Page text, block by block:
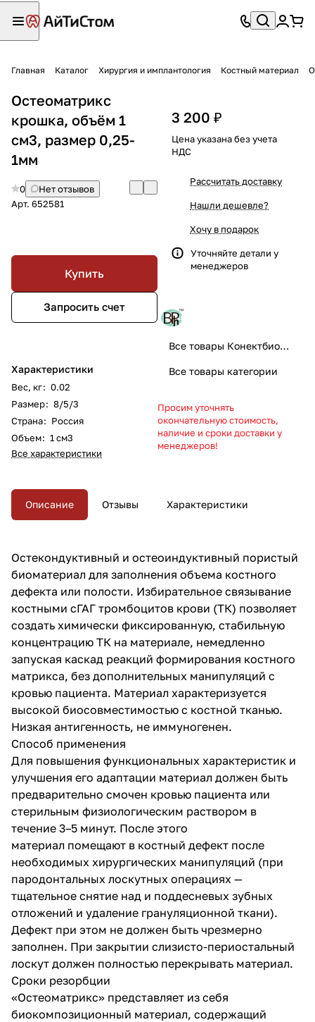
Главная Каталог Хирургия и имплантология Костный материал
Остеоматрикс
крошка, объём 1
см3, размер 0,25-
1мм
0
Нет отзывов
Арт. 652581
Купить
Запросить счет
Характеристики
Вес, кг: 0.02
Размер: 8/5/3
Страна: Россия
Объем: 1 см3
Все характеристики
3 200 ₽
Цена указана без учета
НДС
Рассчитать доставку
Нашли дешевле?
Хочу в подарок
Уточняйте детали у
менеджеров
Все товары Конектбиофарм
Все товары категории
Просим уточнять
окончательную стоимость,
наличие и сроки доставки у
менеджеров!
Описание Отзывы Характеристики
Остекондуктивный и остеоиндуктивный пористый
биоматериал для заполнения объема костного
дефекта или полости. Избирательное связывание
костными сГАГ тромбоцитов крови (ТК) позволяет
создать химически фиксированную, стабильную
концентрацию ТК на материале, немедленно
запуская каскад реакций формирования костного
матрикса, без дополнительных манипуляций с
кровью пациента. Материал характеризуется
высокой биосовместимостью с костной тканью.
Низкая антигенность, не иммуногенен.
Способ применения
Для повышения функциональных характеристик и
улучшения его адаптации материал должен быть
предварительно смочен кровью пациента или
стерильным физиологическим раствором в
течение 3–5 минут. После этого
материал помещают в костный дефект после
необходимых хирургических манипуляций (при
пародонтальных лоскутных операциях —
тщательное снятие над и поддесневых зубных
отложений и удаление грануляционной ткани).
Дефект при этом не должен быть чрезмерно
заполнен. При закрытии слизисто-периостальный
лоскут должен полностью перекрывать материал.
Сроки резорбции
«Остеоматрикс» представляет из себя
биокомпозиционный материал, содержащий